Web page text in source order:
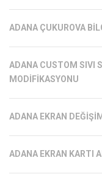
ADANA ÇUKUROVA
ADANA CUSTOM SIVI
MODIFIKASYONU
ADANA EKRAN
ADANA EKRAN KARTI